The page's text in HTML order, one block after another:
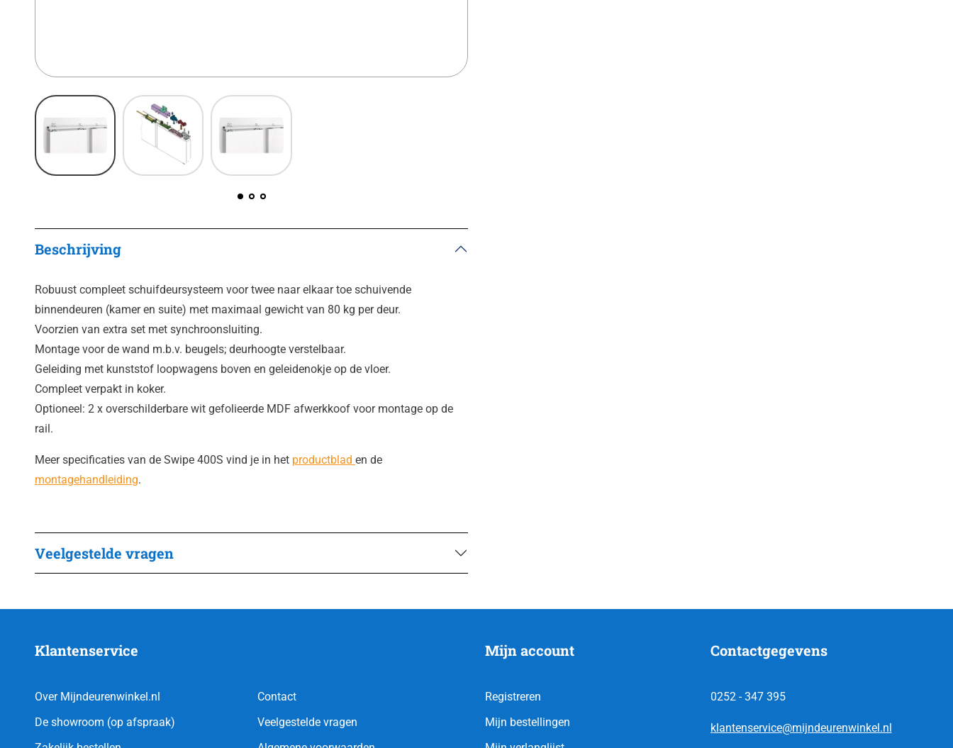
Beschrijving
Robuust compleet schuif­deur­systeem voor twee naar elkaar toe schuivende
binnendeuren (kamer en suite) met maximaal gewicht van 80 kg per deur.
Voorzien van extra set met synchroon­slui­ting.
Montage voor de wand m.b.v. beugels; deur­hoogte ver­stel­baar.
Geleiding met kunst­stof loopwagens boven en geleidenokje op de vloer.
Compleet verpakt in koker.
Optioneel: 2 x over­schil­der­bare wit gefolieerde MDF afwerkkoof voor mon­tage op de
rail.
Meer specificaties van de Swipe 400S vind je in het productblad en de
montagehandleiding.
Veelgestelde vragen
Klantenservice
Over Mijndeurenwinkel.nl
De showroom (op afspraak)
Contact
Veelgestelde vragen
Mijn account
Registreren
Mijn bestellingen
Contactgegevens
0252 - 347 395
klantenservice@mijndeurenwinkel.nl